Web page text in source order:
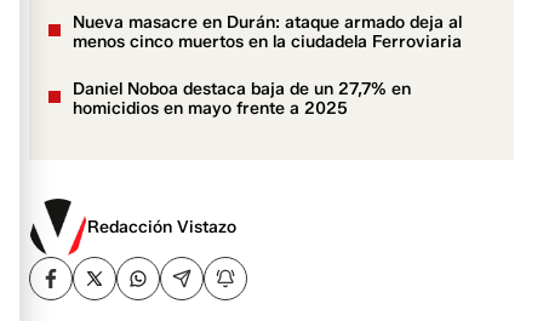
Nueva masacre en Durán: ataque armado deja al
menos cinco muertos en la ciudadela Ferroviaria
Daniel Noboa destaca baja de un 27,7% en
homicidios en mayo frente a 2025
Redacción Vistazo